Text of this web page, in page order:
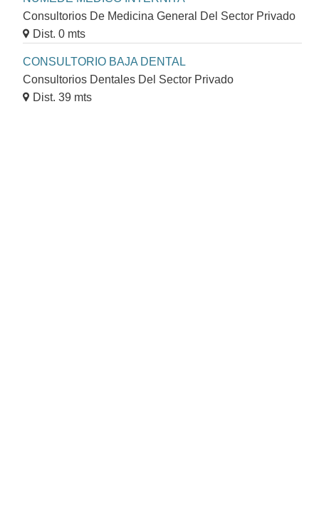
Consultorios De Medicina General Del Sector Privado
Dist. 0 mts
CONSULTORIO BAJA DENTAL
Consultorios Dentales Del Sector Privado
Dist. 39 mts